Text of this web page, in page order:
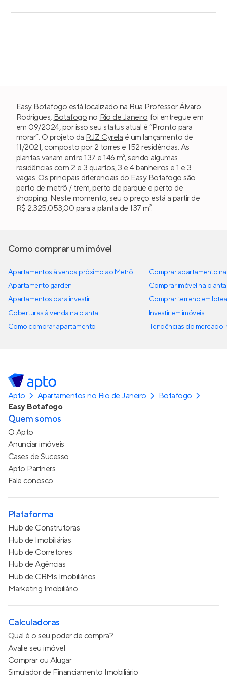
Easy Botafogo está localizado na Rua Professor Álvaro
Rodrigues, Botafogo no Rio de Janeiro foi entregue em
em 09/2024, por isso seu status atual é “Pronto para
morar”. O projeto da RJZ Cyrela é um lançamento de
11/2021, composto por 2 torres e 152 residências. As
plantas variam entre 137 e 146 m², sendo algumas
residências com 2 e 3 quartos, 3 e 4 banheiros e 1 e 3
vagas. Os principais diferenciais do Easy Botafogo são
perto de metrô / trem, perto de parque e perto de
shopping. Neste momento, seu o preço está a partir de
R$ 2.325.053,00 para a planta de 137 m².
Como comprar um imóvel
Apartamentos à venda próximo ao Metrô
Apartamento garden
Apartamentos para investir
Coberturas à venda na planta
Como comprar apartamento
Comprar apartamento
Comprar imóvel na planta
Comprar terreno em
Investir em imóveis
Tendências do mercado
Apto Apartamentos no Rio de Janeiro
Botafogo
Easy Botafogo
Quem somos
O Apto
Anunciar imóveis
Cases de Sucesso
Apto Partners
Fale conosco
Plataforma
Hub de Construtoras
Hub de Imobiliárias
Hub de Corretores
Hub de Agências
Hub de CRMs Imobiliários
Marketing Imobiliário
Calculadoras
Qual é o seu poder de compra?
Avalie seu imóvel
Comprar ou Alugar
Simulador de Financiamento Imobiliário